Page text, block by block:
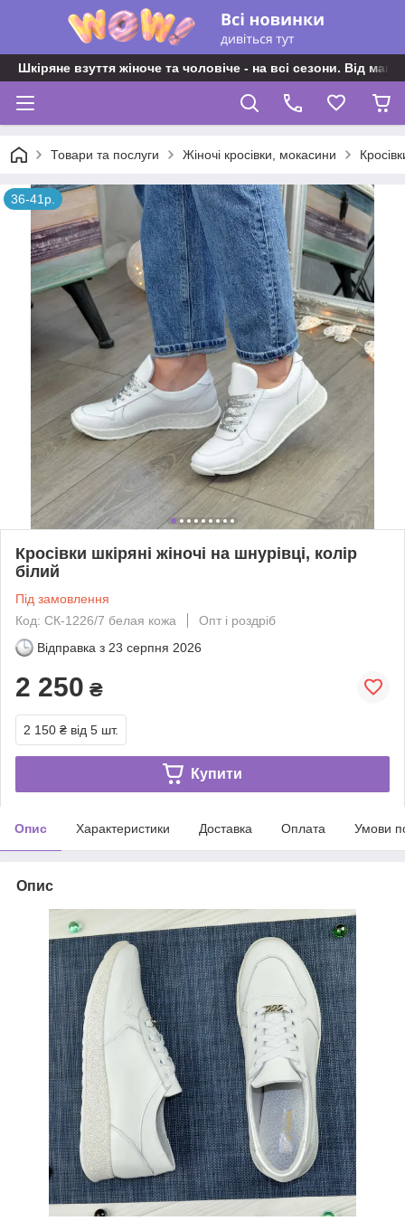
Шкіряне взуття жіноче та чоловіче - на всі сезони. Від
Товари та послуги Жіночі кросівки, мокасини
36-41р.
Кросівки шкіряні жіночі на шнурівці, колір
білий
Під замовлення
Код: СК-1226/7 белая кожа
Опт і роздріб
Відправка з 23 серпня 2026
2 250 ₴
2 150 ₴ від 5 шт.
Купити
Опис Характеристики Доставка Оплата Умови
Опис